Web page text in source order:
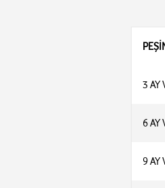
3 AY
6 AY
9 AY